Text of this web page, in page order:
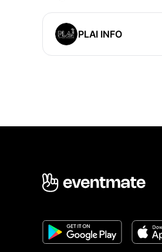
PLAI INFO